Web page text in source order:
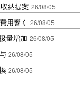
納提案 26/08/05
用響く 26/08/05
量増加 26/08/05
26/08/05
26/08/05